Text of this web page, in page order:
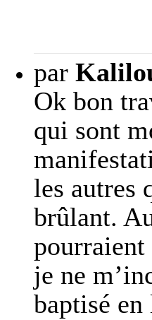
par
Ok bon
qui sont
les autres
brûlant.
pourraient
je ne
baptisé en